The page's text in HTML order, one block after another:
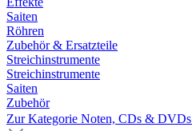
Saiten
Röhren
Zubehör & Ersatzteile
Streichinstrumente
Streichinstrumente
Saiten
Zubehör
Zur Kategorie Noten, CDs & DVDs